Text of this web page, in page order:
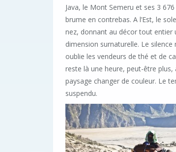
Java, le Mont Semeru et ses 3
brume en contrebas. A l’Est, le
nez, donnant au décor tout entier
dimension surnaturelle. Le silence
oublie les vendeurs de thé et de
reste là une heure, peut-être plus,
paysage changer de couleur. Le
suspendu.